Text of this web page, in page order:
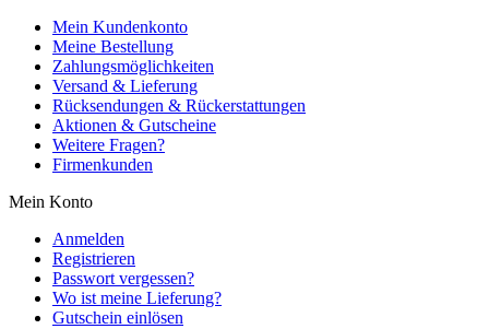
Mein Kundenkonto
Meine Bestellung
Zahlungsmöglichkeiten
Versand & Lieferung
Rücksendungen & Rückerstattungen
Aktionen & Gutscheine
Weitere Fragen?
Firmenkunden
Mein Konto
Anmelden
Registrieren
Passwort vergessen?
Wo ist meine Lieferung?
Gutschein einlösen